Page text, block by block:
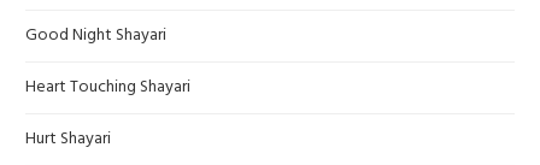
Good Night Shayari
Heart Touching Shayari
Hurt Shayari